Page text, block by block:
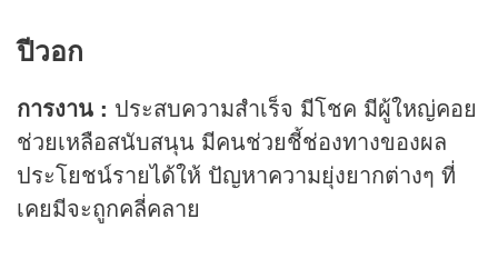
ปีวอก
การงาน : ประสบความสำเร็จ มีโชค มีผู้ใหญ่คอย
ช่วยเหลือสนับสนุน มีคนช่วยชี้ช่องทางของผล
ประโยชน์รายได้ให้ ปัญหาความยุ่งยากต่างๆ ที่
เคยมีจะถูกคลี่คลาย